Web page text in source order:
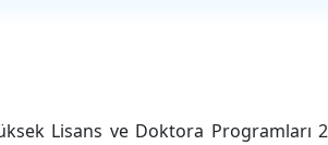
Lisans ve Doktora Programları